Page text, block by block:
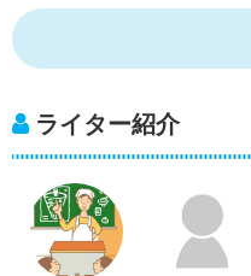
ライター紹介